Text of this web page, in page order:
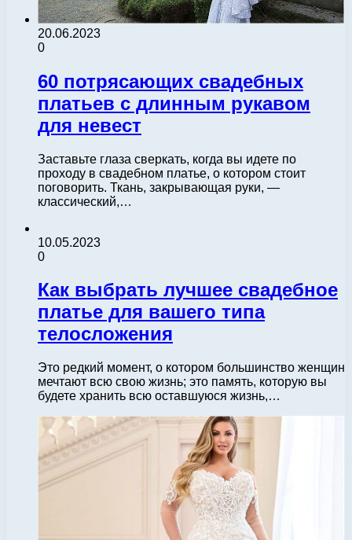
20.06.2023
0
60 потрясающих свадебных
платьев с длинным рукавом
для невест
Заставьте глаза сверкать, когда вы идете по
проходу в свадебном платье, о котором стоит
поговорить. Ткань, закрывающая руки, —
классический,…
10.05.2023
0
Как выбрать лучшее свадебное
платье для вашего типа
телосложения
Это редкий момент, о котором большинство женщин
мечтают всю свою жизнь; это память, которую вы
будете хранить всю оставшуюся жизнь,…